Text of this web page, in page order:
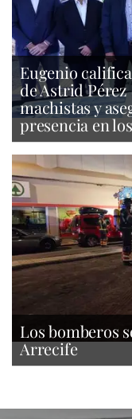
Eugenio
de Astrid
machistas y
presencia en
Los bomberos
Arrecife